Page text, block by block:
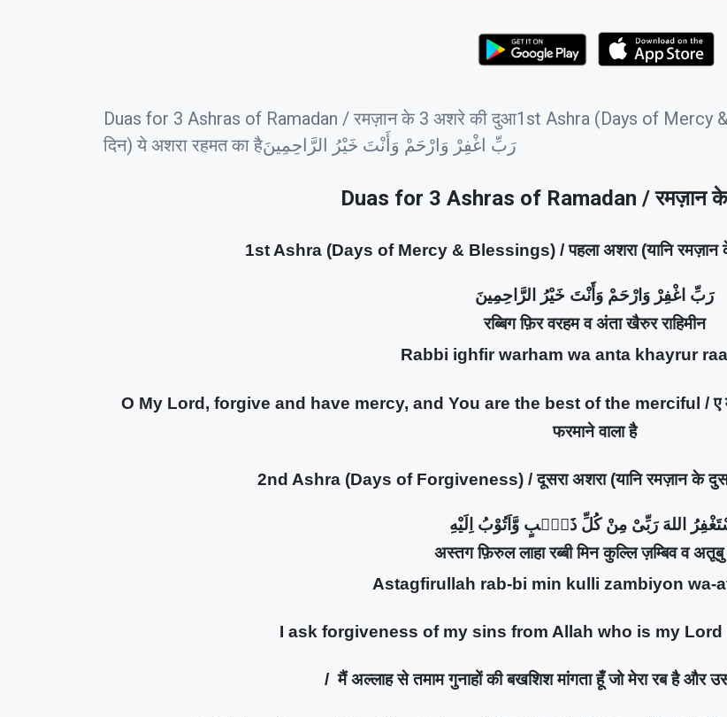
Duas for 3 Ashras of Ramadan / रमज़ान के 3 अशरे की दुआ1st Ashra (Days of Mercy
दिन) ये अशरा रहमत का हैرَبِّ اغْفِرْ وَارْحَمْ وَأَنْتَ خَيْرُ الرَّاحِمِينَ
Duas for 3 Ashras of Ramadan / रमज़ान
1st Ashra (Days of Mercy & Blessings) / पहला अशरा (यानि रमज़ान
رَبِّ اغْفِرْ وَارْحَمْ وَأَنْتَ خَيْرُ الرَّاحِمِينَ
रब्बिग फ़िर वरहम व अंता खैरुर राहिमीन
Rabbi ighfir warham wa anta khayrur
O My Lord, forgive and have mercy, and You are the best of the merciful / ए मेरे
फरमाने वाला है
2nd Ashra (Days of Forgiveness) / दूसरा अशरा (यानि रमज़ान के
اللهَ رَبِّىْ مِنْ كُلِّ ذَنْۢبٍ وَّاَتُوْبُ اِلَيْهِ
अस्तग फ़िरुल लाहा रब्बी मिन कुल्लि ज़म्बिव व
Astagfirullah rab-bi min kulli zambiyon wa-
I ask forgiveness of my sins from Allah who is my
/ मैं अल्लाह से तमाम गुनाहों की बखशिश मांगता हूँ जो मेरा रब है और